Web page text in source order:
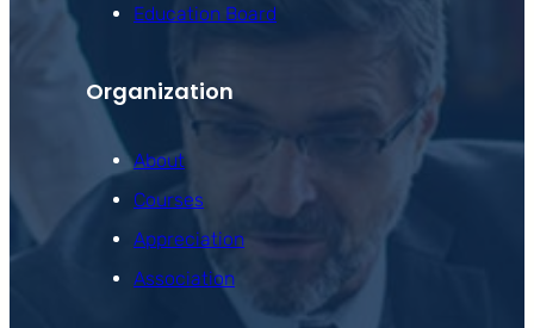
Education Board
Organization
About
Courses
Appreciation
Association